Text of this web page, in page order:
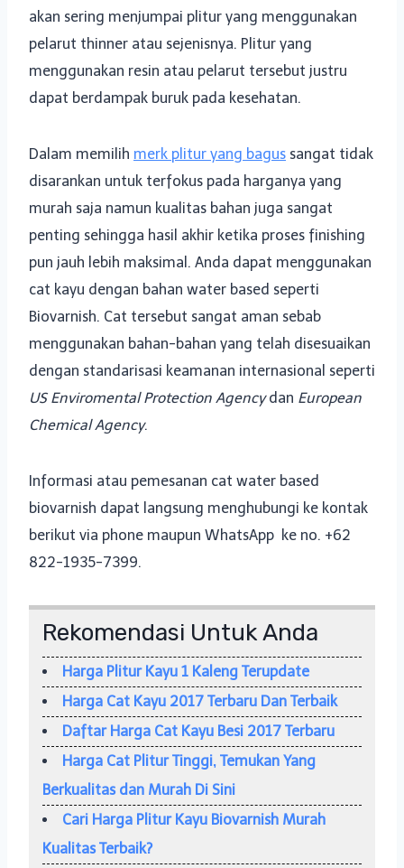
akan sering menjumpai plitur yang menggunakan
pelarut thinner atau sejenisnya. Plitur yang
menggunakan resin atau pelarut tersebut justru
dapat berdampak buruk pada kesehatan.
Dalam memilih merk plitur yang bagus sangat tidak
disarankan untuk terfokus pada harganya yang
murah saja namun kualitas bahan juga sangat
penting sehingga hasil akhir ketika proses finishing
pun jauh lebih maksimal. Anda dapat menggunakan
cat kayu dengan bahan water based seperti
Biovarnish. Cat tersebut sangat aman sebab
menggunakan bahan-bahan yang telah disesuaikan
dengan standarisasi keamanan internasional seperti
US Enviromental Protection Agencydan European
Chemical Agency.
Informasi atau pemesanan cat water based
biovarnish dapat langsung menghubungi ke kontak
berikut via phone maupun WhatsApp ke no. +62
822-1935-7399.
Rekomendasi Untuk Anda
Harga Plitur Kayu 1 Kaleng Terupdate
Harga Cat Kayu 2017 Terbaru Dan Terbaik
Daftar Harga Cat Kayu Besi 2017 Terbaru
Harga Cat Plitur Tinggi, Temukan Yang
Berkualitas dan Murah Di Sini
Cari Harga Plitur Kayu Biovarnish Murah
Kualitas Terbaik?